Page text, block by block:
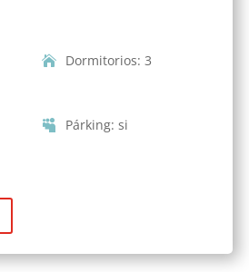
Dormitorios: 3
Párking: si